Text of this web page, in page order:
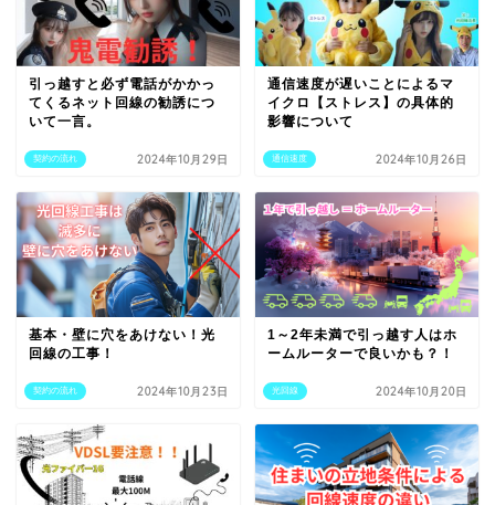
契約の流れ
引っ越すと必ず電話がかかっ
てくるネット回線の勧誘につ
いて一言。
2024年10月29日 通信速度
通信速度が遅いことによるマ
イクロ【ストレス】の具体的
影響について
2024年10月26日
契約の流れ
基本・壁に穴をあけない！光
回線の工事！
2024年10月23日 光回線
1～2年未満で引っ越す人はホ
ームルーターで良いかも？！
2024年10月20日